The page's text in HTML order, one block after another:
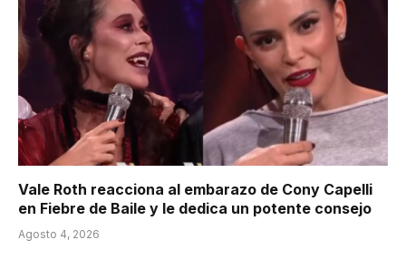
Vale Roth reacciona al embarazo de Cony Capelli
en Fiebre de Baile y le dedica un potente consejo
Agosto 4, 2026